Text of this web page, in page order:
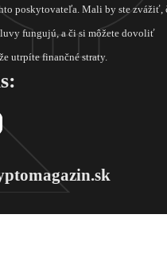
poskytovateľa. Mali by ste zvážiť,
fungujú, a či si môžete dovoliť
utrpíte finančné straty.